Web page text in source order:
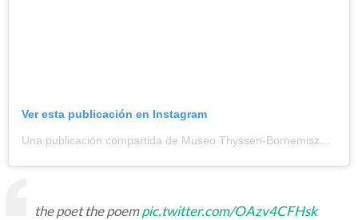
Ver esta publicación en Instagram
Una publicación compartida de Museo Thyssen-Bornemisza (@museothyssen)
the poet the poempic.twitter.com/OAzv4CFHsk